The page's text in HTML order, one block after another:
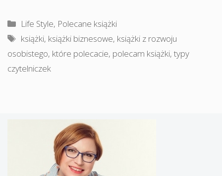
Kategorie
Life Style, Polecane książki
Tagi
książki, książki biznesowe, książki z rozwoju
osobistego, które polecacie, polecam książki,typy
czytelniczek